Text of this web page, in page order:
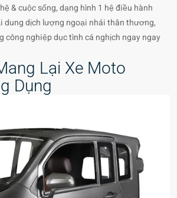
& cuộc sống, dạng hình 1 hệ điều hành
dung dịch lượng ngoại nhái thân thương,
công nghiệp dục tình cá nghịch ngay ngay
Lại Xe Moto
Dụng